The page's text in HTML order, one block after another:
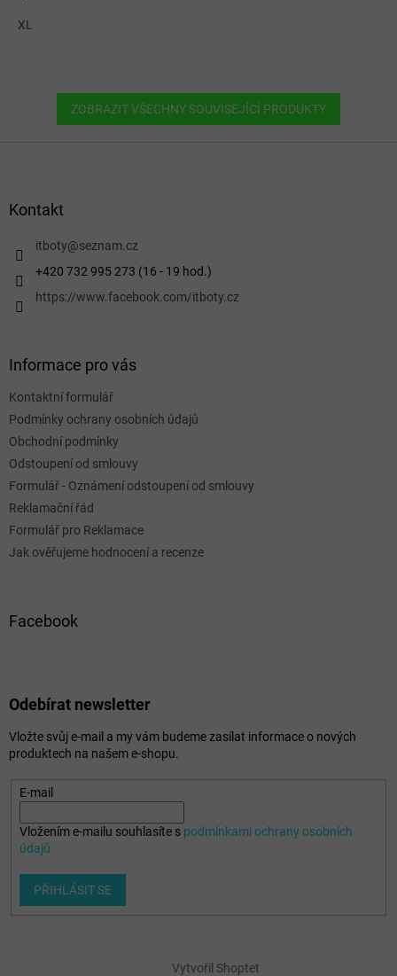
XL
ZOBRAZIT VŠECHNY SOUVISEJÍCÍ PRODUKTY
Kontakt
itboty@seznam.cz
+420 732 995 273 (16 - 19 hod.)
https://www.facebook.com/itboty.cz
Informace pro vás
Kontaktní formulář
Podmínky ochrany osobních údajů
Obchodní podmínky
Odstoupení od smlouvy
Formulář - Oznámení odstoupení od smlouvy
Reklamační řád
Formulář pro Reklamace
Jak ověřujeme hodnocení a recenze
Facebook
Odebírat newsletter
Vložte svůj e-mail a my vám budeme zasílat informace o nových
produktech na našem e-shopu.
E-mail
Vložením e-mailu souhlasíte s podmínkami ochrany osobních
údajů
PŘIHLÁSIT SE
Vytvořil Shoptet